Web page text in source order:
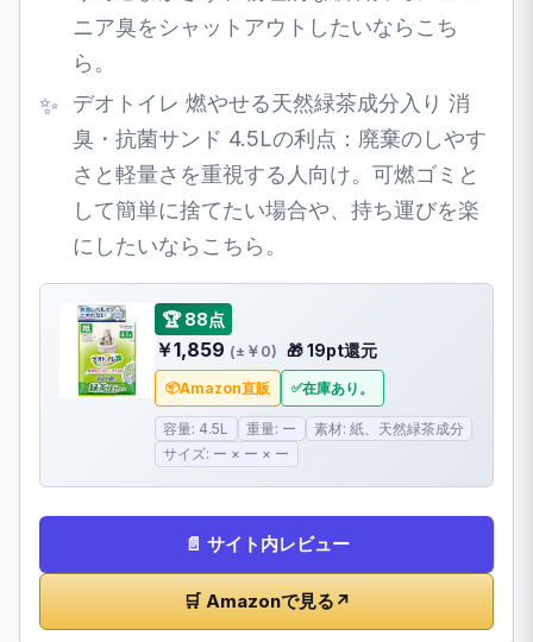
ニア臭をシャットアウトしたいならこち
ら。
デオトイレ 燃やせる天然緑茶成分入り 消
臭・抗菌サンド 4.5Lの利点：廃棄のしやす
さと軽量さを重視する人向け。可燃ゴミと
して簡単に捨てたい場合や、持ち運びを楽
にしたいならこちら。
🏆 88点
￥1,859 (±￥0) 🎁 19pt還元
Amazon直販 在庫あり。
容量: 4.5L 重量: ー
素材: 紙、天然緑茶成分
サイズ: ー × ー × ー
📄 サイト内レビュー
🛒 Amazonで見る ↗